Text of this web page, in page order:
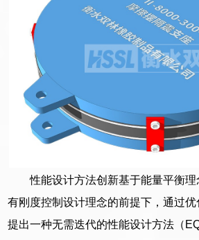
性能设计方法创新基于能量平衡
有刚度控制设计理念的前提下，通过优
提出一种无需迭代的性能设计方法（